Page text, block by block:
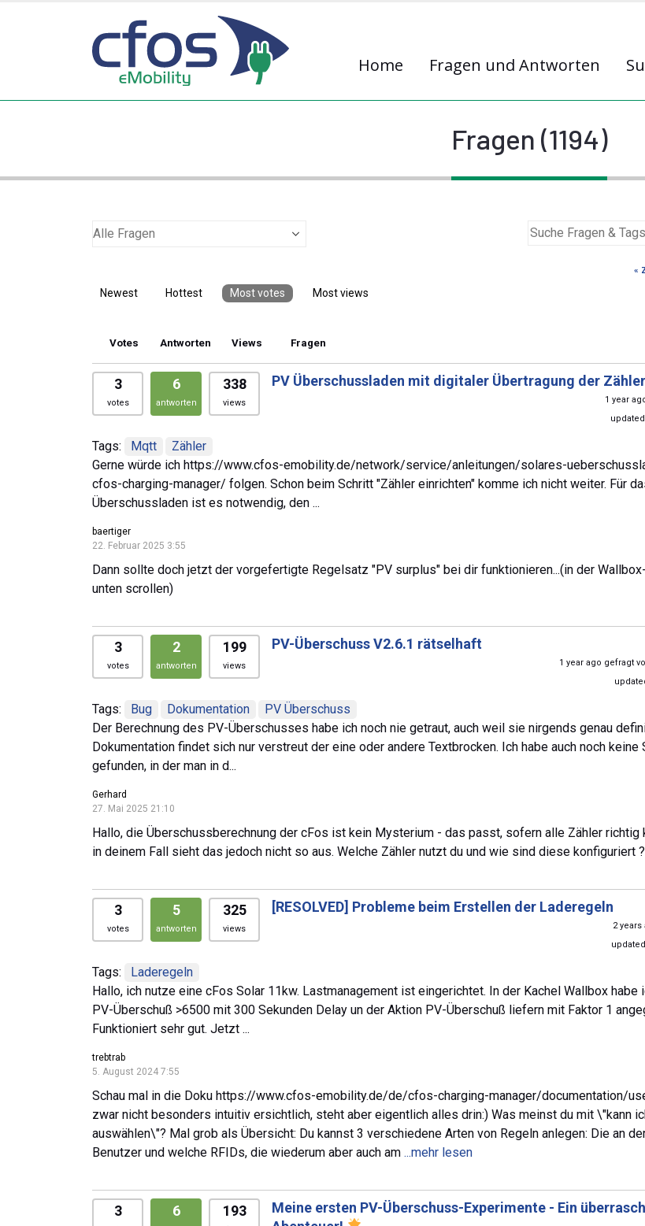
Home Fragen und Antworten
Fragen (1194)
«
Newest Hottest Most votes Most views
Votes Antworten Views Fragen
3
votes
6
antworten
338
views
PV Überschussladen mit digitaler Übertragung der
1 year
Tags: Mqtt
Zähler
Gerne würde ich https://www.cfos-emobility.de/network/service/anleitungen/solares-
cfos-charging-manager/ folgen. Schon beim Schritt "Zähler einrichten" komme ich nicht weiter. Für
Überschussladen ist es notwendig, den ...
baertiger
22. Februar 2025 3:55
Dann sollte doch jetzt der vorgefertigte Regelsatz "PV surplus" bei dir funktionieren...(in der
unten scrollen)
3
votes
2
antworten
199
views
PV-Überschuss V2.6.1 rätselhaft
1 year ago gefragt
Tags: Bug Dokumentation
PV Überschuss
Der Berechnung des PV-Überschusses habe ich noch nie getraut, auch weil sie nirgends genau
Dokumentation findet sich nur verstreut der eine oder andere Textbrocken. Ich habe auch noch keine
gefunden, in der man in d...
Gerhard
27. Mai 2025 21:10
Hallo, die Überschussberechnung der cFos ist kein Mysterium - das passt, sofern alle Zähler richtig
in deinem Fall sieht das jedoch nicht so aus. Welche Zähler nutzt du und wie sind diese konfiguriert
3
votes
5
antworten
325
views
[RESOLVED] Probleme beim Erstellen der Laderegeln
2
Tags:
Laderegeln
Hallo, ich nutze eine cFos Solar 11kw. Lastmanagement ist eingerichtet. In der Kachel Wallbox habe
PV-Überschuß >6500 mit 300 Sekunden Delay un der Aktion PV-Überschuß liefern mit Faktor 1
Funktioniert sehr gut. Jetzt ...
trebtrab
5. August 2024 7:55
Schau mal in die Doku https://www.cfos-emobility.de/de/cfos-charging-manager/documentation/
zwar nicht besonders intuitiv ersichtlich, steht aber eigentlich alles drin:) Was meinst du mit \"kann
auswählen\"? Mal grob als Übersicht: Du kannst 3 verschiedene Arten von Regeln anlegen: Die an
Benutzer und welche RFIDs, die wiederum aber auch am ...mehr lesen
3 6 193
Meine ersten PV-Überschuss-Experimente - Ein